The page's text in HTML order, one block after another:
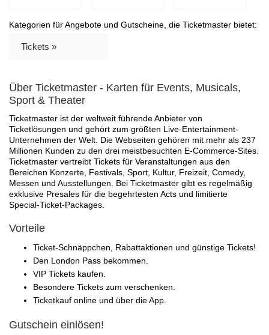
Kategorien für Angebote und Gutscheine, die Ticketmaster bietet:
Tickets »
Über Ticketmaster - Karten für Events, Musicals,
Sport & Theater
Ticketmaster ist der weltweit führende Anbieter von
Ticketlösungen und gehört zum größten Live-Entertainment-
Unternehmen der Welt. Die Webseiten gehören mit mehr als 237
Millionen Kunden zu den drei meistbesuchten E-Commerce-Sites.
Ticketmaster vertreibt Tickets für Veranstaltungen aus den
Bereichen Konzerte, Festivals, Sport, Kultur, Freizeit, Comedy,
Messen und Ausstellungen. Bei Ticketmaster gibt es regelmäßig
exklusive Presales für die begehrtesten Acts und limitierte
Special-Ticket-Packages.
Vorteile
Ticket-Schnäppchen, Rabattaktionen und günstige Tickets!
Den London Pass bekommen.
VIP Tickets kaufen.
Besondere Tickets zum verschenken.
Ticketkauf online und über die App.
Gutschein einlösen!